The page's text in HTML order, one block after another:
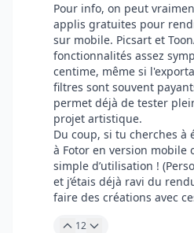
Pour info, on peut
applis gratuites pour
sur mobile. Picsart et
fonctionnalités assez
centime, même si
filtres sont souvent
permet déjà de tester
projet artistique.
Du coup, si tu cherches
à Fotor en version mobile
simple d’utilisation !
et j’étais déjà ravi du
faire des créations avec
12